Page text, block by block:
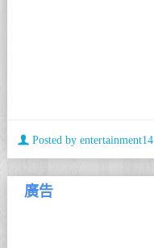
Posted by entertainment14
廣告